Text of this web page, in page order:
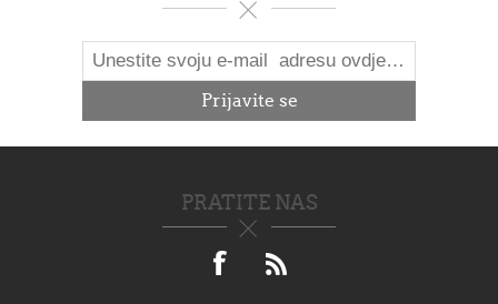
PRATITE NAS